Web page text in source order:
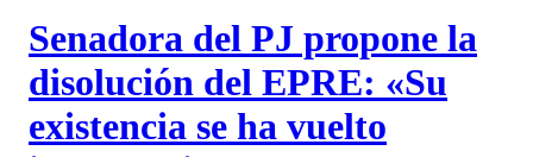
Senadora del PJ propone la
disolución del EPRE: «Su
existencia se ha vuelto